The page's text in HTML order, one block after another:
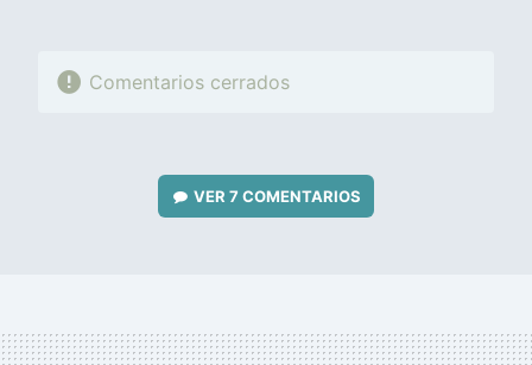
Comentarios cerrados
VER7 COMENTARIOS